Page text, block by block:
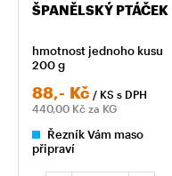
ŠPANĚLSKÝ PTÁČEK
hmotnost jednoho kusu
200 g
88,- Kč / KS s DPH
440,00 Kč za KG
Řezník Vám maso
připraví